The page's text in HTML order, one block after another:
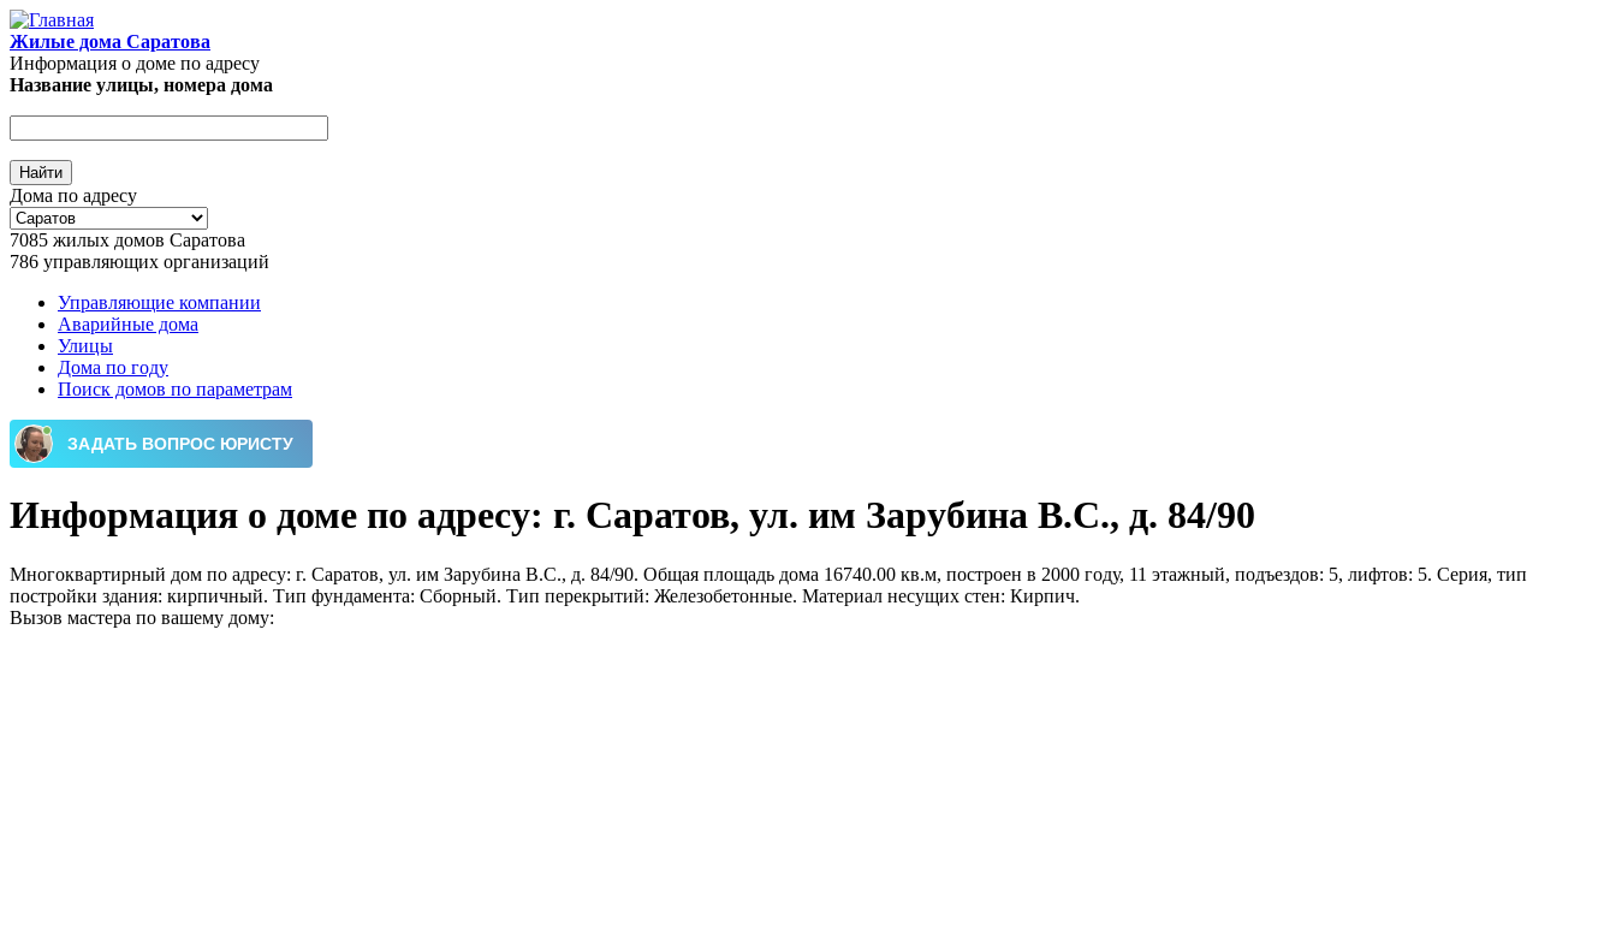
Перейти к основному содержанию
Жилые дома Саратова
Информация о доме по адресу
Название улицы, номера дома
Дома по адресу
7085 жилых домов Саратова
786 управляющих организаций
Главное меню
Управляющие компании
Аварийные дома
Улицы
Дома по году
Поиск домов по параметрам
Информация о доме по адресу: г. Саратов, ул. им Зарубина В.С., д. 84/90
Многоквартирный дом по адресу: г. Саратов, ул. им Зарубина В.С., д. 84/90. Общая площадь дома 16740.00 кв.м, построен в 2000 году, 11 этажный, подъездов: 5, лифтов: 5. Серия, тип
постройки здания: кирпичный. Тип фундамента: Сборный. Тип перекрытий: Железобетонные. Материал несущих стен: Кирпич.
Вызов мастера по вашему дому: